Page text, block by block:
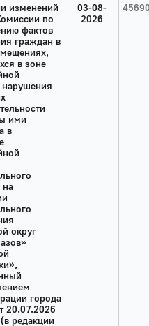
изменений
по
фактов
граждан в
в зоне
нарушения
ими
в
на
округ
города
20.07.2026
редакции
03-08-
2026